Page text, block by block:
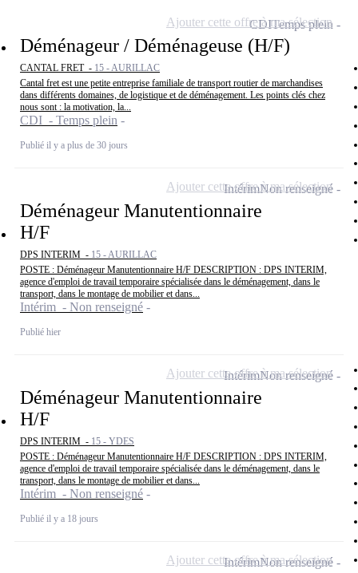
Déménageur / Déménageuse (H/F)
CANTAL FRET - 15 - AURILLAC
Cantal fret est une petite entreprise familiale de transport routier de marchandises
dans différents domaines, de logistique et de déménagement. Les points clés chez
nous sont : la motivation, la...
CDI - Temps plein
Publié il y a plus de 30 jours
CDITemps plein
Ajouter cette offre à ma sélection
Déménageur Manutentionnaire
H/F
DPS INTERIM - 15 - AURILLAC
POSTE : Déménageur Manutentionnaire H/F DESCRIPTION : DPS INTERIM,
agence d'emploi de travail temporaire spécialisée dans le déménagement, dans le
transport, dans le montage de mobilier et dans...
Intérim - Non renseigné
Publié hier
IntérimNon renseigné
Ajouter cette offre à ma sélection
Déménageur Manutentionnaire
H/F
DPS INTERIM - 15 - YDES
POSTE : Déménageur Manutentionnaire H/F DESCRIPTION : DPS INTERIM,
agence d'emploi de travail temporaire spécialisée dans le déménagement, dans le
transport, dans le montage de mobilier et dans...
Intérim - Non renseigné
Publié il y a 18 jours
IntérimNon renseigné
Ajouter cette offre à ma sélection
IntérimNon renseigné
Ajouter cette offre à ma sélection